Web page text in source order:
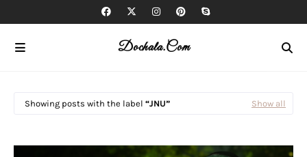
Dochala.com
Showing posts with the label JNU Show all